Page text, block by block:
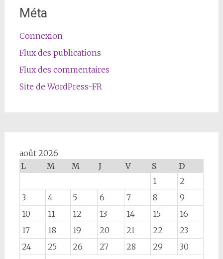
Méta
Connexion
Flux des publications
Flux des commentaires
Site de WordPress-FR
août 2026
L
M M J V S
D
1
2
3
4 5 6 7 8
9
10
11 12 13 14 15
16
17
18 19 20 21 22
23
24
25 26 27 28 29
30